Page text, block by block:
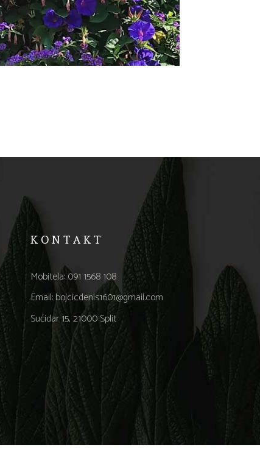
KONTAKT
Mobitela:091 1568 108
Email:bojcicdenis1601@gmail.com
Sućidar 15, 21000 Split